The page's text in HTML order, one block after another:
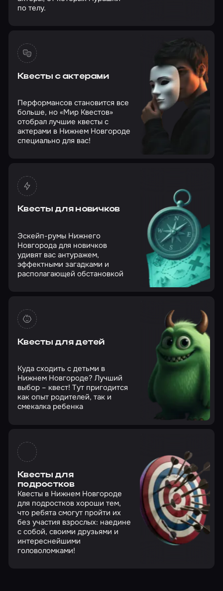
по телу.
Квесты с актерами
Перформансов становится все
больше, но «Мир Квестов»
отобрал лучшие квесты с
актерами в Нижнем Новгороде
специально для вас!
Квесты для новичков
Эскейп-румы Нижнего
Новгорода для новичков
удивят вас антуражем,
эффектными загадками и
располагающей обстановкой
Квесты для детей
Куда сходить с детьми в
Нижнем Новгороде? Лучший
выбор – квест! Тут пригодится
как опыт родителей, так и
смекалка ребенка
Квесты для
подростков
Квесты в Нижнем Новгороде
для подростков хороши тем,
что ребята смогут пройти их
без участия взрослых: наедине
с собой, своими друзьями и
интереснейшими
головоломками!